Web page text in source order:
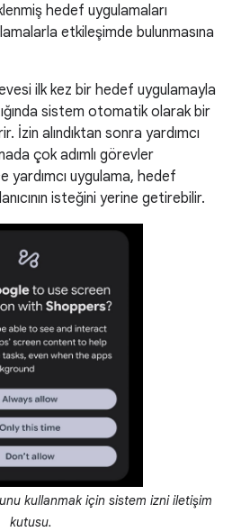
hedef uygulamaları
etkileşimde bulunmasına
ilk kez bir hedef uygulamayla
sistem otomatik olarak bir
İzin alındıktan sonra yardımcı
çok adımlı görevler
uygulama, hedef
isteğini yerine getirebilir.
kullanmak için sistem izni iletişim
kutusu.